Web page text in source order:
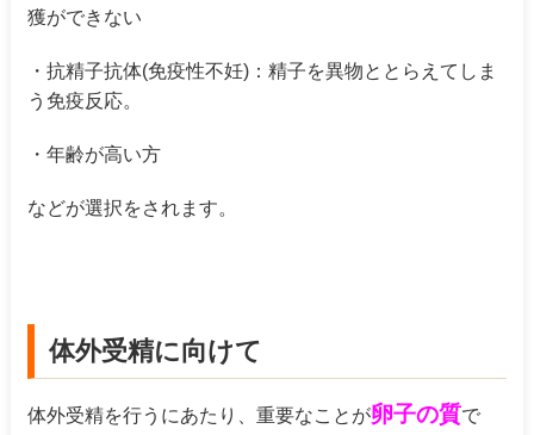
獲ができない
・抗精子抗体(免疫性不妊)：精子を異物ととらえてしま
う免疫反応。
・年齢が高い方
などが選択をされます。
体外受精に向けて
体外受精を行うにあたり、重要なことが卵子の質で